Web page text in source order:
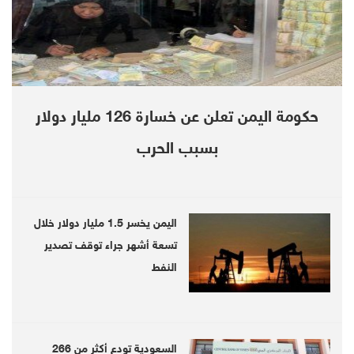
Official spokesman for the coalition forces, Colonel Turki Al-
Maliki
The Arab coalition supporting the
led by Saudi Arabia said on Tuesday it had
حكومة اليمن تعلن عن خسارة 126 مليار دولار
بسبب الحرب
اليمن يخسر 1.5 مليار دولار خلال
تسعة أشهر جراء توقف تصدير
النفط
السعودية تودع أكثر من 266